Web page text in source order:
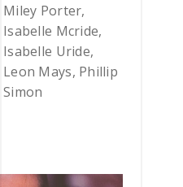
Miley Porter,
Isabelle Mcride,
Isabelle Uride,
Leon Mays, Phillip
Simon